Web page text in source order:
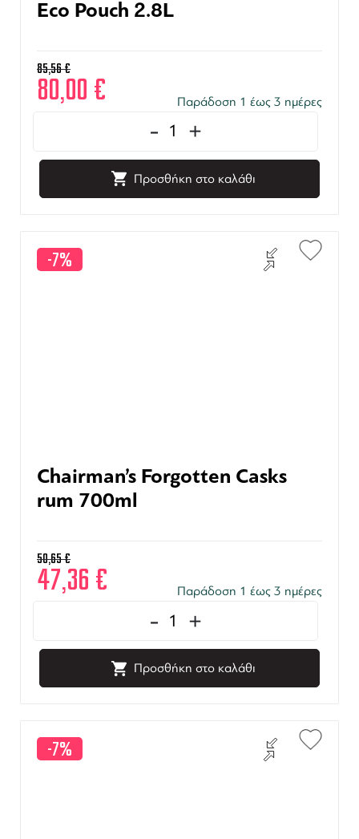
Eco Pouch 2.8L
85,56€
80,00 € Παράδοση 1 έως 3 ημέρες
- +
Προσθήκη στο καλάθι
-7%
Chairman’s Forgotten Casks
rum 700ml
50,65€
47,36 € Παράδοση 1 έως 3 ημέρες
- +
Προσθήκη στο καλάθι
-7%